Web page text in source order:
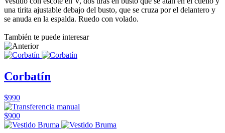
una tirita ajustable debajo del busto, que se cruza por el delantero y
se anuda en la espalda. Ruedo con volado.
También te puede interesar
Corbatín
$990
$900